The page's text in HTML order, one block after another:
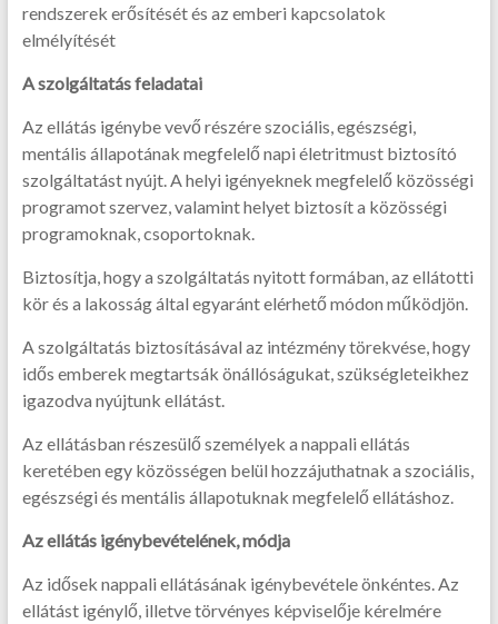
rendszerek erősítését és az emberi kapcsolatok
elmélyítését
A szolgáltatás feladatai
Az ellátás igénybe vevő részére szociális, egészségi,
mentális állapotának megfelelő napi életritmust biztosító
szolgáltatást nyújt. A helyi igényeknek megfelelő közösségi
programot szervez, valamint helyet biztosít a közösségi
programoknak, csoportoknak.
Biztosítja, hogy a szolgáltatás nyitott formában, az ellátotti
kör és a lakosság által egyaránt elérhető módon működjön.
A szolgáltatás biztosításával az intézmény törekvése, hogy
idős emberek megtartsák önállóságukat, szükségleteikhez
igazodva nyújtunk ellátást.
Az ellátásban részesülő személyek a nappali ellátás
keretében egy közösségen belül hozzájuthatnak a szociális,
egészségi és mentális állapotuknak megfelelő ellátáshoz.
Az ellátás igénybevételének, módja
Az idősek nappali ellátásának igénybevétele önkéntes. Az
ellátást igénylő, illetve törvényes képviselője kérelmére